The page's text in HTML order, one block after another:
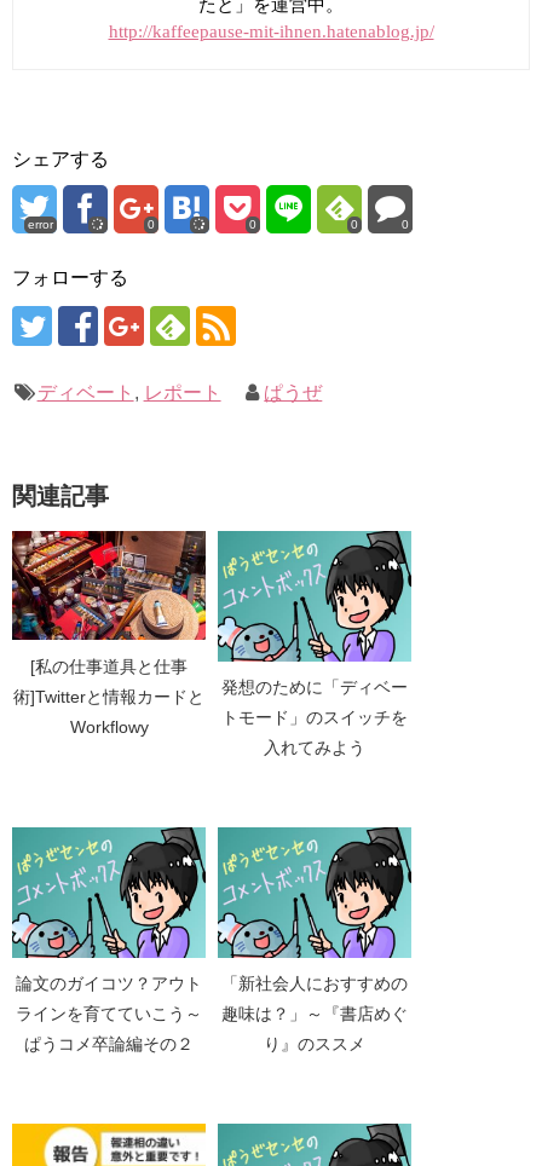
たと」を運営中。
http://kaffeepause-mit-ihnen.hatenablog.jp/
シェアする
error 0 0 0 0
フォローする
ディベート , レポート ぱうぜ
関連記事
[私の仕事道具と仕事
術]Twitterと情報カードと
Workflowy
発想のために「ディベー
トモード」のスイッチを
入れてみよう
論文のガイコツ？アウト
ラインを育てていこう～
ぱうコメ卒論編その２
「新社会人におすすめの
趣味は？」～『書店めぐ
り』のススメ